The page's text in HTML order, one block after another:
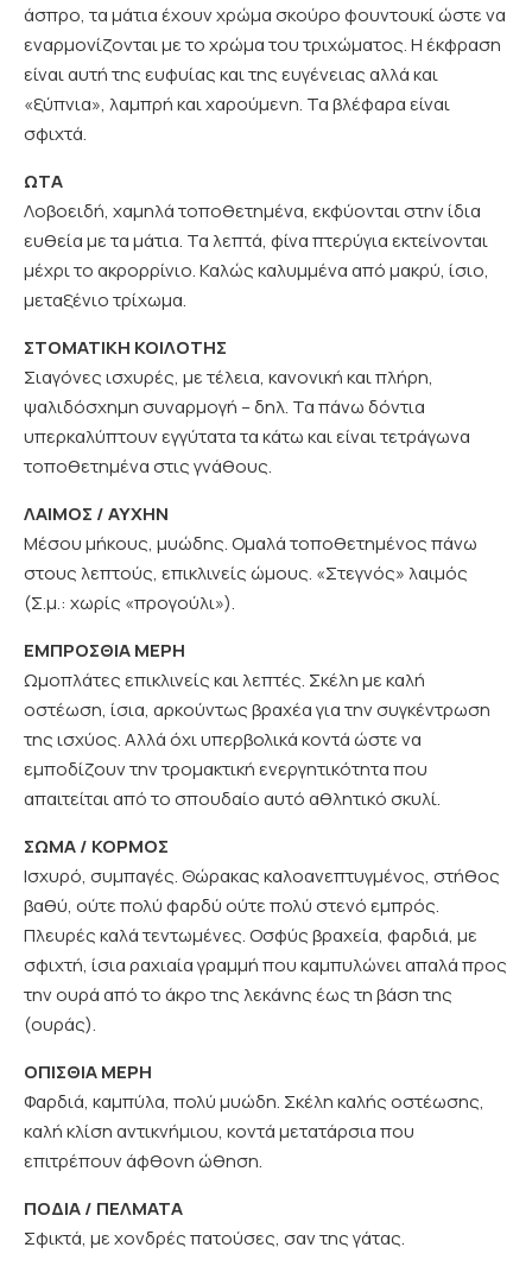
άσπρο, τα μάτια έχουν χρώμα σκούρο φουντουκί ώστε να
εναρμονίζονται με το χρώμα του τριχώματος. Η έκφραση
είναι αυτή της ευφυίας και της ευγένειας αλλά και
«ξύπνια», λαμπρή και χαρούμενη. Τα βλέφαρα είναι
σφιχτά.
ΩΤΑ
Λοβοειδή, χαμηλά τοποθετημένα, εκφύονται στην ίδια
ευθεία με τα μάτια. Τα λεπτά, φίνα πτερύγια εκτείνονται
μέχρι το ακρορρίνιο. Καλώς καλυμμένα από μακρύ, ίσιο,
μεταξένιο τρίχωμα.
ΣΤΟΜΑΤΙΚΗ ΚΟΙΛΟΤΗΣ
Σιαγόνες ισχυρές, με τέλεια, κανονική και πλήρη,
ψαλιδόσχημη συναρμογή – δηλ. Τα πάνω δόντια
υπερκαλύπτουν εγγύτατα τα κάτω και είναι τετράγωνα
τοποθετημένα στις γνάθους.
ΛΑΙΜΟΣ / ΑΥΧΗΝ
Μέσου μήκους, μυώδης. Ομαλά τοποθετημένος πάνω
στους λεπτούς, επικλινείς ώμους. «Στεγνός» λαιμός
(Σ.μ.: χωρίς «προγούλι»).
ΕΜΠΡΟΣΘΙΑ ΜΕΡΗ
Ωμοπλάτες επικλινείς και λεπτές. Σκέλη με καλή
οστέωση, ίσια, αρκούντως βραχέα για την συγκέντρωση
της ισχύος. Αλλά όχι υπερβολικά κοντά ώστε να
εμποδίζουν την τρομακτική ενεργητικότητα που
απαιτείται από το σπουδαίο αυτό αθλητικό σκυλί.
ΣΩΜΑ / ΚΟΡΜΟΣ
Ισχυρό, συμπαγές. Θώρακας καλοανεπτυγμένος, στήθος
βαθύ, ούτε πολύ φαρδύ ούτε πολύ στενό εμπρός.
Πλευρές καλά τεντωμένες. Οσφύς βραχεία, φαρδιά, με
σφιχτή, ίσια ραχιαία γραμμή που καμπυλώνει απαλά προς
την ουρά από το άκρο της λεκάνης έως τη βάση της
(ουράς).
ΟΠΙΣΘΙΑ ΜΕΡΗ
Φαρδιά, καμπύλα, πολύ μυώδη. Σκέλη καλής οστέωσης,
καλή κλίση αντικνήμιου, κοντά μετατάρσια που
επιτρέπουν άφθονη ώθηση.
ΠΟΔΙΑ / ΠΕΛΜΑΤΑ
Σφικτά, με χονδρές πατούσες, σαν της γάτας.